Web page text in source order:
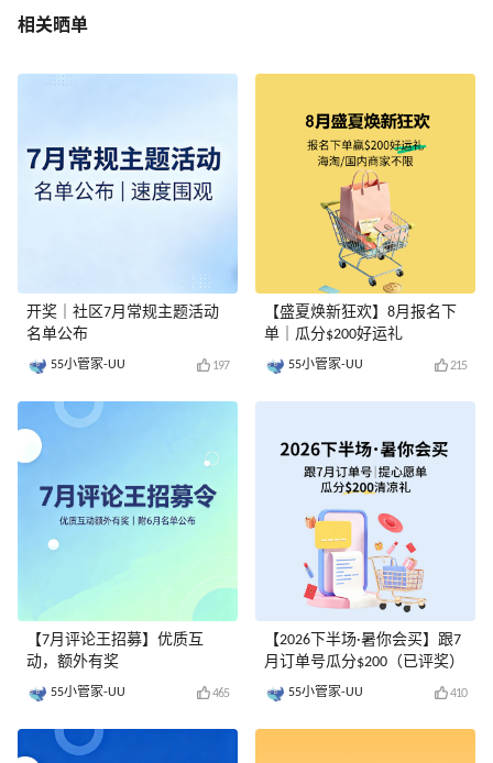
相关晒单
开奖｜社区7月常规主题活动
名单公布
55小管家-UU 197
【7月评论王招募】优质互
动，额外有奖
55小管家-UU 465
【盛夏焕新狂欢】8月报名下
单｜瓜分$200好运礼
55小管家-UU 215
【2026下半场·暑你会买】跟7
月订单号瓜分$200（已评奖）
55小管家-UU 410